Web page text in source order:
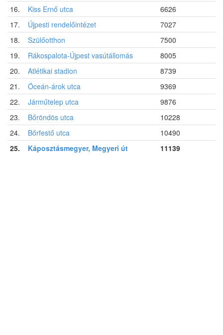
16.
Kiss Ernő utca
6626
17.
Újpesti rendelőintézet
7027
18.
Szülőotthon
7500
19.
Rákospalota-Újpest vasútállomás
8005
20.
Atlétikai stadion
8739
21.
Óceán-árok utca
9369
22.
Járműtelep utca
9876
23.
Bőröndös utca
10228
24.
Bőrfestő utca
10490
25.
Káposztásmegyer, Megyeri út 11139